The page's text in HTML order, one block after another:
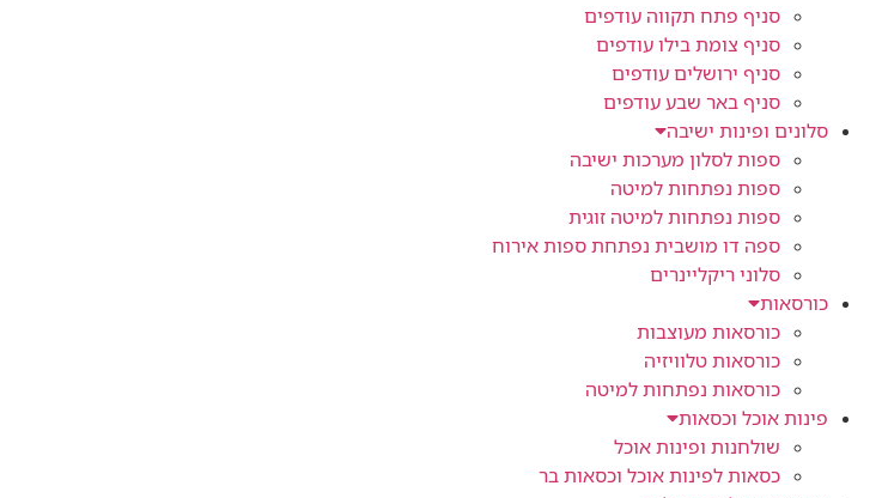
סניף פתח תקווה עודפים
סניף צומת בילו עודפים
סניף ירושלים עודפים
סניף באר שבע עודפים
סלונים ופינות ישיבה
ספות לסלון מערכות ישיבה
ספות נפתחות למיטה
ספות נפתחות למיטה זוגית
ספה דו מושבית נפתחת ספות אירוח
סלוני ריקליינרים
כורסאות
כורסאות מעוצבות
כורסאות טלוויזיה
כורסאות נפתחות למיטה
פינות אוכל וכסאות
שולחנות ופינות אוכל
כסאות לפינות אוכל וכסאות בר